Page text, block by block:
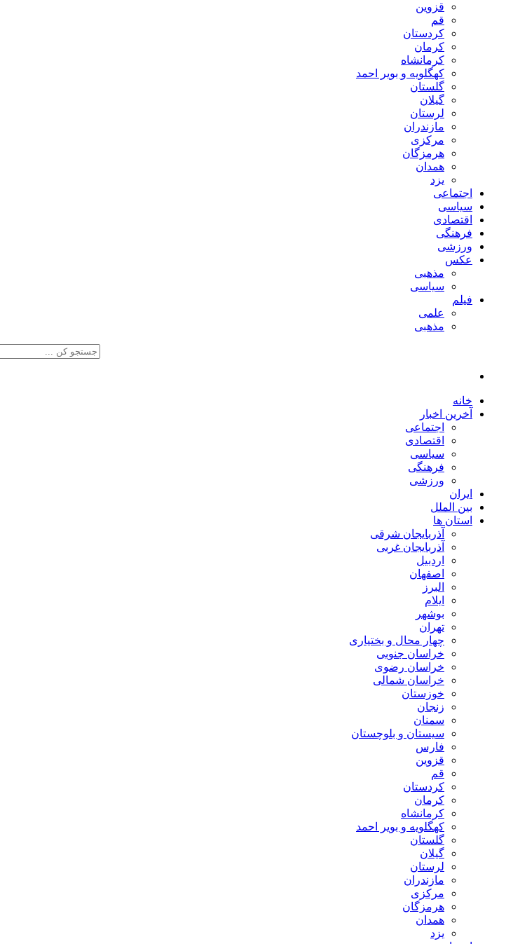
قزوین
قم
کردستان
کرمان
کرمانشاه
کهگلویه و بویر احمد
گلستان
گیلان
لرستان
مازندران
مرکزی
هرمزگان
همدان
یزد
اجتماعی
سیاسی
اقتصادی
فرهنگی
ورزشی
عکس
مذهبی
سیاسی
فیلم
علمی
مذهبی
خانه
آخرین اخبار
اجتماعی
اقتصادی
سیاسی
فرهنگی
ورزشی
ایران
بین الملل
استان ها
آذربایجان شرقی
آذربایجان غربی
اردبیل
اصفهان
البرز
ایلام
بوشهر
تهران
چهار محال و بختیاری
خراسان جنوبی
خراسان رضوی
خراسان شمالی
خوزستان
زنجان
سمنان
سیستان و بلوچستان
فارس
قزوین
قم
کردستان
کرمان
کرمانشاه
کهگلویه و بویر احمد
گلستان
گیلان
لرستان
مازندران
مرکزی
هرمزگان
همدان
یزد